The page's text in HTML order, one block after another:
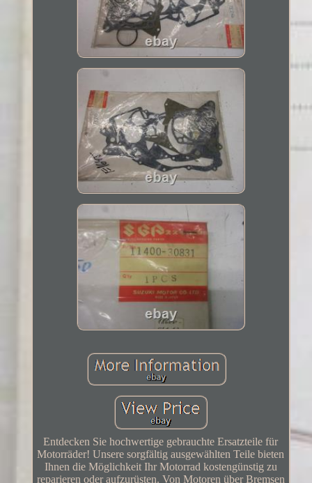
Entdecken Sie hochwertige gebrauchte Ersatzteile für
Motorräder! Unsere sorgfältig ausgewählten Teile bieten
Ihnen die Möglichkeit Ihr Motorrad kostengünstig zu
reparieren oder aufzurüsten. Von Motoren über Bremsen